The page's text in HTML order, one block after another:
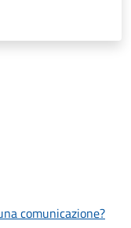
comunicazione?